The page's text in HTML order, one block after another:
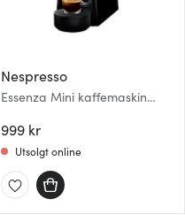
Nespresso
Essenza Mini kaffemaskin
999 kr
Utsolgt online